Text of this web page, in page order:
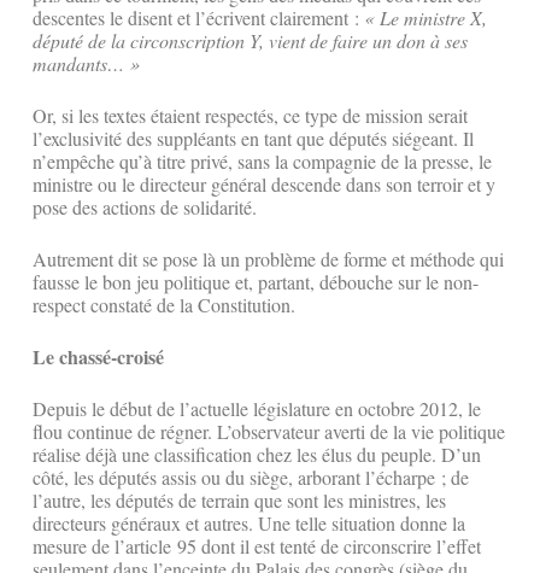
descentes le disent et l’écrivent clairement : « Le ministre X,
député de la circonscription Y, vient de faire un don à ses
mandants… »
Or, si les textes étaient respectés, ce type de mission serait
l’exclusivité des suppléants en tant que députés siégeant. Il
n’empêche qu’à titre privé, sans la compagnie de la presse, le
ministre ou le directeur général descende dans son terroir et y
pose des actions de solidarité.
Autrement dit se pose là un problème de forme et méthode qui
fausse le bon jeu politique et, partant, débouche sur le non-
respect constaté de la Constitution.
Le chassé-croisé
Depuis le début de l’actuelle législature en octobre 2012, le
flou continue de régner. L’observateur averti de la vie politique
réalise déjà une classification chez les élus du peuple. D’un
côté, les députés assis ou du siège, arborant l’écharpe ; de
l’autre, les députés de terrain que sont les ministres, les
directeurs généraux et autres. Une telle situation donne la
mesure de l’article 95 dont il est tenté de circonscrire l’effet